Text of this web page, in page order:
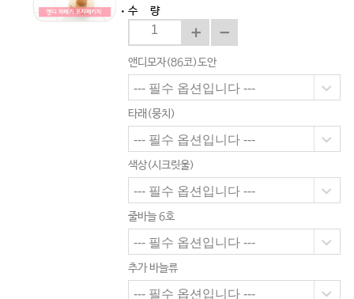
수 량
앤디모자(86코)도안
타래(뭉치)
색상(시크릿울)
줄바늘 6호
추가 바늘류